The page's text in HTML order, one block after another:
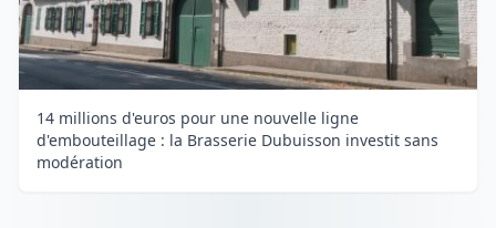
14 millions d'euros pour une nouvelle ligne
d'embouteillage : la Brasserie Dubuisson investit sans
modération